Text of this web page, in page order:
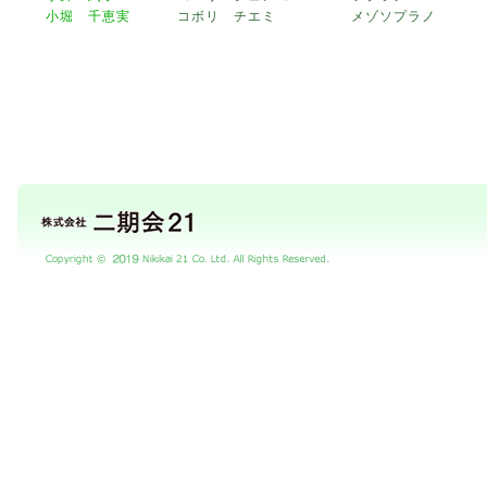
小堀 千恵実
コボリ チエミ メゾソプラノ